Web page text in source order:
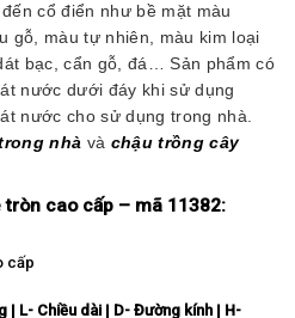
cổ điển như bề mặt màu
gỗ, màu tự nhiên, màu kim loại
bạc, cẩn gỗ, đá… Sản phẩm có
nước dưới đáy khi sử dụng
nước cho sử dụng trong nhà.
nhà và chậu trồng cây
tròn cao cấp – mã 11382:
cấp
| L- Chiều dài | D- Đường kính | H-